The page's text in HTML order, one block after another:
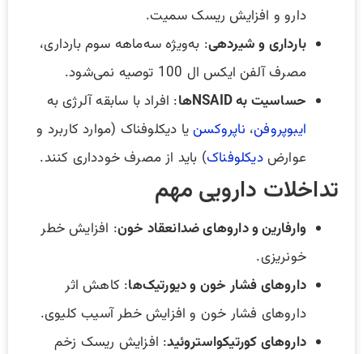
دارو و افزایش ریسک سمیت.
بارداری و شیردهی: به‌ویژه سه‌ماهه سوم بارداری،
مصرف آلفن ایکس ال 100 توصیه نمی‌شود.
حساسیت به NSAIDها
: افراد با سابقه آلرژی به
ایبوپروفن، ناپروکسنیا دیکلوفناک (موارد کاربرد و
عوارضدیکلوفناک) باید از مصرف خودداری کنند.
تداخلات دارویی مهم
وارفارین و داروهای ضدانعقاد خون: افزایش خطر
خونریزی.
داروهای فشار خون و دیورتیک‌ها: کاهش اثر
داروهای فشار خون و افزایش خطر آسیب کلیوی.
داروهای کورتیکواستروئید: افزایش ریسک زخم